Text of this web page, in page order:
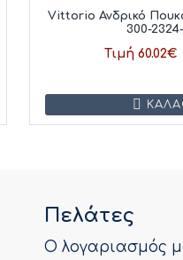
Vittorio Ανδρικό
300-2324-
Τιμή 60.02€
Πελάτες
Ο λογαριασμός